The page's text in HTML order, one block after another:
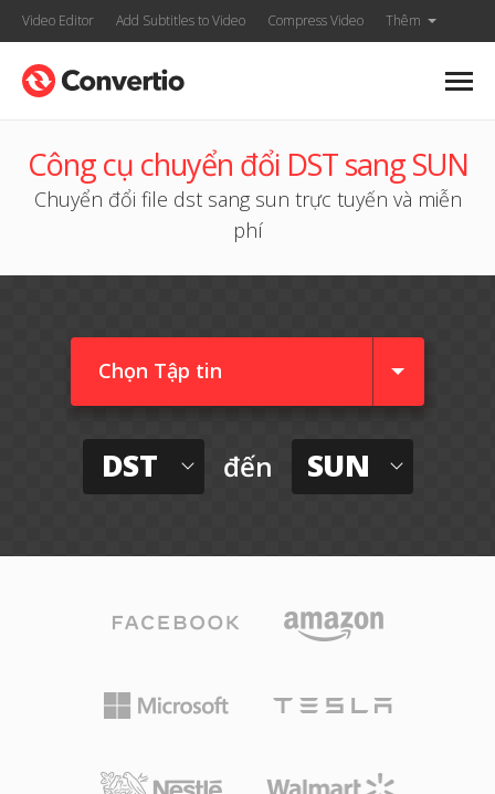
Video Editor Add Subtitles to Video Compress Video Thêm
Công cụ chuyển đổi DST sang SUN
Chuyển đổi file dst sang sun trực tuyến và miễn
phí
Chọn Tập tin
DST đến SUN